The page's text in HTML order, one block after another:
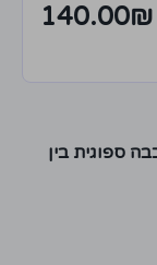
140.00₪
ספוגית בין